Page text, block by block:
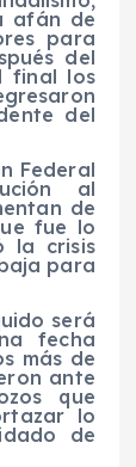
afán de
para
del
final los
del
Federal
al
de
fue lo
la crisis
para
será
fecha
más de
ante
que
lo
de